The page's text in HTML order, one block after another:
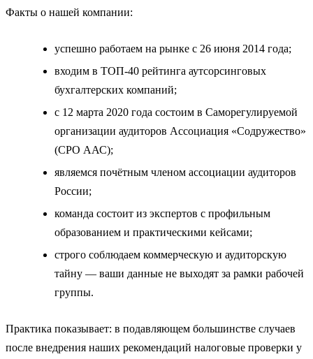
Факты о нашей компании:
успешно работаем на рынке с 26 июня 2014 года;
входим в ТОП‑40 рейтинга аутсорсинговых
бухгалтерских компаний;
с 12 марта 2020 года состоим в Саморегулируемой
организации аудиторов Ассоциация «Содружество»
(СРО ААС);
являемся почётным членом ассоциации аудиторов
России;
команда состоит из экспертов с профильным
образованием и практическими кейсами;
строго соблюдаем коммерческую и аудиторскую
тайну — ваши данные не выходят за рамки рабочей
группы.
Практика показывает: в подавляющем большинстве случаев
после внедрения наших рекомендаций налоговые проверки у